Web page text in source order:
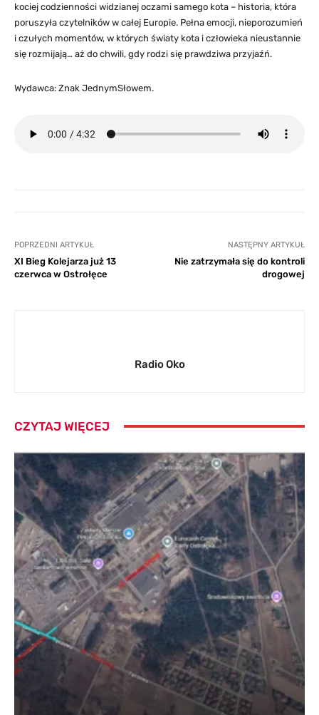
kociej codzienności widzianej oczami samego kota – historia, która
poruszyła czytelników w całej Europie. Pełna emocji, nieporozumień
i czułych momentów, w których światy kota i człowieka nieustannie
się rozmijają… aż do chwili, gdy rodzi się prawdziwa przyjaźń.
Wydawca: Znak JednymSłowem.
POPRZEDNI ARTYKUŁ
XI Bieg Kolejarza już 13
czerwca w Ostrołęce
NASTĘPNY ARTYKUŁ
Nie zatrzymała się do kontroli
drogowej
Radio Oko
CZYTAJ WIĘCEJ